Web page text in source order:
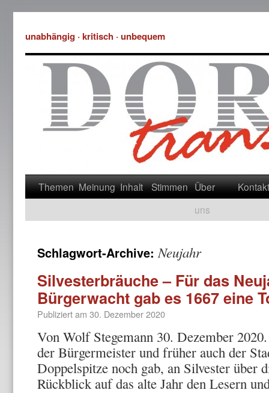
unabhängig · kritisch · unbequem
Themen Meinung Inhalt Stimmen Über
uns
Kontakt
Schlagwort-Archive:Neujahr
Silvesterbräuche – Für das
Bürgerwacht gab es 1667 eine
Publiziert am 30. Dezember 2020
Von Wolf Stegemann 30. Dezember
der Bürgermeister und früher auch der
Doppelspitze noch gab, an Silvester über
Rückblick auf das alte Jahr den Lesern